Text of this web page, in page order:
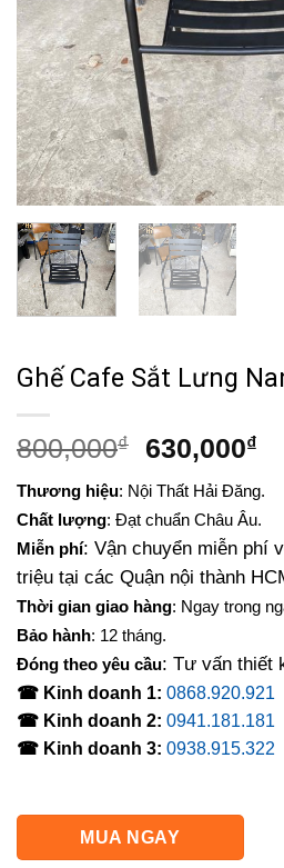
Ghế Cafe Sắt Lưng
800,000₫
Giá
là:
800,000₫.
630,000₫Giá
tại
là:
Thương hiệu: Nội Thất Hải Đăng.
Chất lượng: Đạt chuẩn Châu Âu.
Miễn phí: Vận chuyển miễn phí
triệu tại các Quận nội thành
Thời gian giao hàng: Ngay trong
Bảo hành: 12 tháng.
Đóng theo yêu cầu: Tư vấn thiết
☎ Kinh doanh 1: 0868.920.921
☎ Kinh doanh 2: 0941.181.181
☎ Kinh doanh 3: 0938.915.322
MUA NGAY